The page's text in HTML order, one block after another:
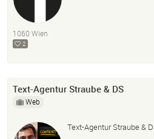
1060 Wien
2
Text-Agentur Straube & DS
Web
Text-Agentur Straube &